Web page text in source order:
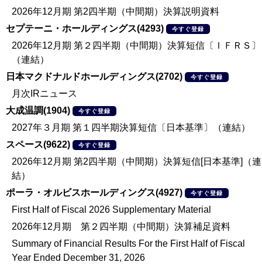
2026年12月期 第2四半期（中間期）決算説明資料
セプテーニ・ホールディングス(4293)
今すぐ登録
2026年12月期 第２四半期（中間期）決算短信〔ＩＦＲＳ〕
（連結）
日本マクドナルドホールディングス(2702)
今すぐ登録
月次IRニュース
大成温調(1904)
今すぐ登録
2027年３月期 第１四半期決算短信〔日本基準〕（連結）
スペース(9622)
今すぐ登録
2026年12月期 第2四半期（中間期）決算短信[日本基準]（連
結）
ポーラ・オルビスホールディングス(4927)
今すぐ登録
First Half of Fiscal 2026 Supplementary Material
2026年12月期 第２四半期（中間期）決算補足資料
Summary of Financial Results For the First Half of Fiscal
Year Ended December 31, 2026